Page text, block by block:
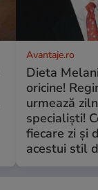
Avantaje.ro
Dieta
oricine!
urmează
specialiști!
fiecare zi și
acestui stil